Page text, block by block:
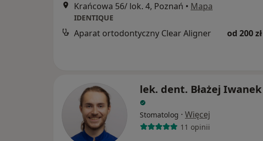
Krańcowa 56/ lok. 4, Poznań • Mapa
IDENTIQUE
Aparat ortodontyczny Clear Aligner od 200 zł
lek. dent. Błażej Iwanek
Stomatolog · Więcej
11 opinii